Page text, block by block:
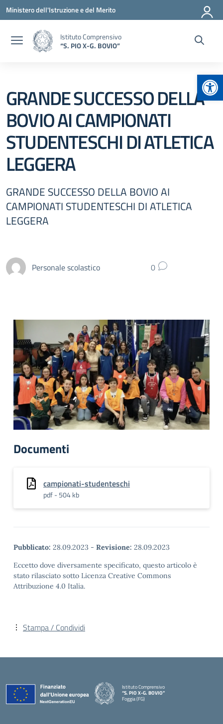
Vai ai contenuti
Vai al menu di navigazione
Vai al footer
Ministero dell'Istruzione e del Merito
Istituto Comprensivo
“S. PIO X-G. BOVIO”
GRANDE SUCCESSO DELLA
BOVIO AI CAMPIONATI
STUDENTESCHI DI ATLETICA
LEGGERA
GRANDE SUCCESSO DELLA BOVIO AI
CAMPIONATI STUDENTESCHI DI ATLETICA
LEGGERA
Personale scolastico 0
Documenti
campionati-studenteschi
pdf - 504 kb
Pubblicato: 28.09.2023 - Revisione: 28.09.2023
Eccetto dove diversamente specificato, questo articolo è
stato rilasciato sotto Licenza Creative Commons
Attribuzione 4.0 Italia.
Stampa / Condividi
Istituto Comprensivo
“S. PIO X-G. BOVIO”
Foggia (FG)
— Visita la pagina iniziale della scuola